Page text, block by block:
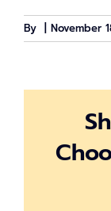
By November